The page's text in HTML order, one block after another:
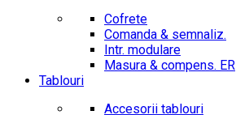
Cofrete
Comanda & semnaliz.
Intr. modulare
Masura & compens. ER
Tablouri
Accesorii tablouri